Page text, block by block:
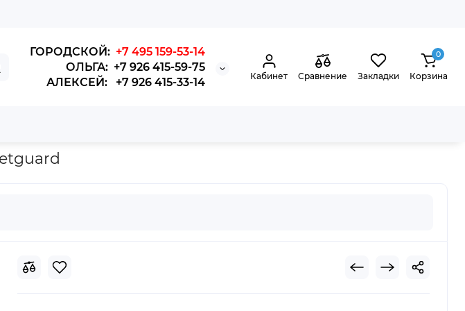
ГОРОДСКОЙ: +7 495 159-53-14
ОЛЬГА: +7 926 415-59-75
АЛЕКСЕЙ: +7 926 415-33-14
Кабинет Сравнение Закладки
0
Корзина
Long 6127,6129+CNG, 6120CNG (410х275),6130 Euro IV